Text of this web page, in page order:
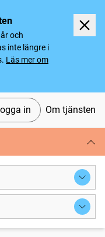
och
inte längre i
Läs mer om
in Om tjänsten